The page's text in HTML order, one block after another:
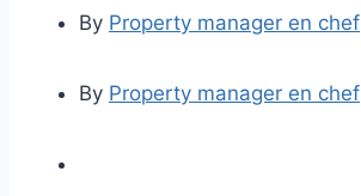
By Property manager en chef
By Property manager en chef